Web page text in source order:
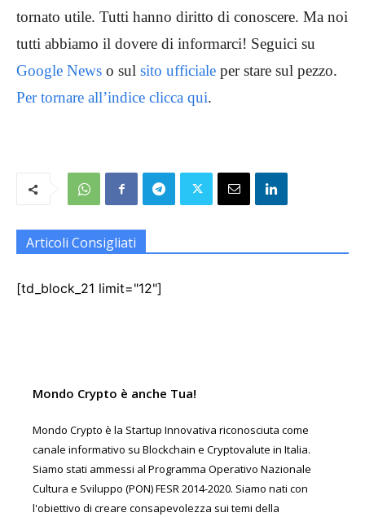
tornato utile. Tutti hanno diritto di conoscere. Ma noi
tutti abbiamo il dovere di informarci! Seguici su
Google News o sul sito ufficiale per stare sul pezzo.
Per tornare all’indice clicca qui.
Articoli Consigliati
[td_block_21 limit="12"]
Mondo Crypto è anche Tua!
Mondo Crypto è la Startup Innovativa riconosciuta come
canale informativo su Blockchain e Cryptovalute in Italia.
Siamo stati ammessi al Programma Operativo Nazionale
Cultura e Sviluppo (PON) FESR 2014-2020. Siamo nati con
l'obiettivo di creare consapevolezza sui temi della